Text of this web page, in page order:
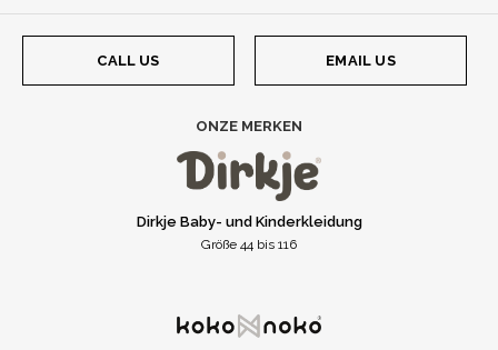
CALL US EMAIL US
ONZE MERKEN
Dirkje Baby- und Kinderkleidung
Größe 44 bis 116